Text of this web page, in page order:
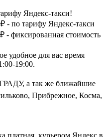
Яндекс-такси!
- по тарифу Яндекс-такси
- фиксированная стоимость
удобное для вас время
19:00.
а так же ближайшие
Прибрежное, Косма,
платная, курьером Яндекс в